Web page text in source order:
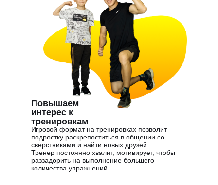
Повышаем
интерес к
тренировкам
Игровой формат на тренировках позволит
подростку раскрепоститься в общении со
сверстниками и найти новых друзей.
Тренер постоянно хвалит, мотивирует, чтобы
раззадорить на выполнение большего
количества упражнений.